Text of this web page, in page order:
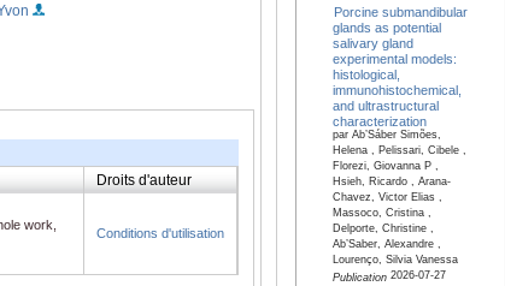
Droits d'auteur
work,
Conditions d'utilisation
Porcine submandibular
glands as potential
salivary gland
experimental models:
histological,
immunohistochemical,
and ultrastructural
characterization
par Ab’Sáber Simões,
Helena , Pelissari, Cibele ,
Florezi, Giovanna P ,
Hsieh, Ricardo , Arana-
Chavez, Victor Elias ,
Massoco, Cristina ,
Delporte, Christine ,
Ab’Saber, Alexandre ,
Lourenço, Silvia Vanessa
Publication2026-07-27